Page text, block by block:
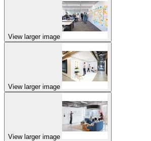
View larger image
View larger image
View larger image